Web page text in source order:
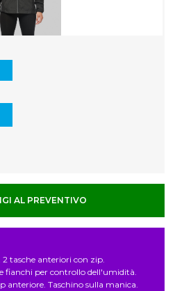
AL PREVENTIVO
2 tasche anteriori con zip.
fianchi per controllo dell'umidità.
anteriore. Taschino sulla manica.